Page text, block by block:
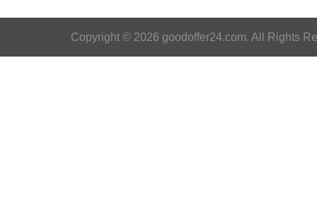
Copyright © 2026 goodoffer24.com. All Rights